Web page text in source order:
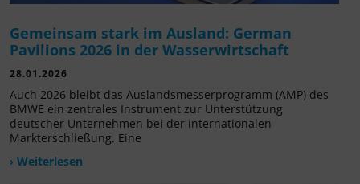
Gemeinsam stark im Ausland: German
Pavilions 2026 in der Wasserwirtschaft
28.01.2026
Auch 2026 bleibt das Auslandsmesserprogramm (AMP) des
BMWE ein zentrales Instrument zur Unterstützung
deutscher Unternehmen bei der internationalen
Markterschließung. Eine
› Weiterlesen